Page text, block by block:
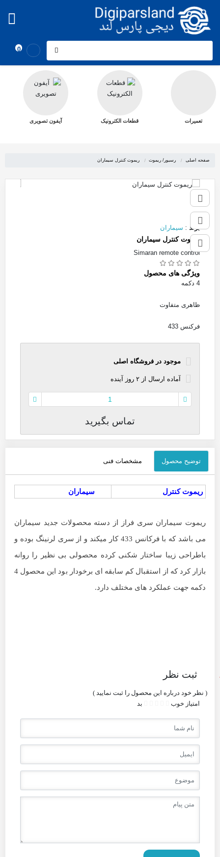
0
تعمیرات قطعات الکترونیک آیفون تصویری
صفحه اصلی رسیور/ ریموت ریموت کنترل سیماران
برند : سیماران
ریموت کنترل سیماران
Simaran remote control
ویژگی های محصول
4 دکمه
ظاهری متفاوت
فرکنس 433
موجود در فروشگاه اصلی
آماده ارسال از۲ روز آینده
تماس بگیرید
توضیح محصول مشخصات فنی
ریموت کنترل سیماران
ریموت سیماران سری فراز از دسته محصولات جدید سیماران
می باشد که با فرکانس 433 کار میکند و از سری لرنینگ بوده و
باطراحی زیبا ساختار شکنی کرده محصولی بی نظیر را روانه
بازار کرد که از استقبال کم سابقه ای برخودار بود این محصول 4
دکمه جهت عملکرد های مختلف دارد.
ثبت نظر
( نظر خود درباره این محصول را ثبت نمایید )
امتیاز خوب بد